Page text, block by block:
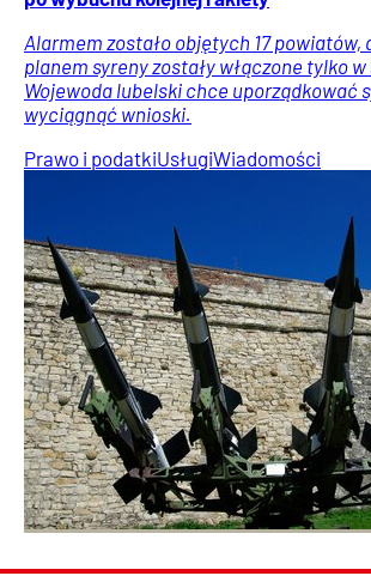
Alarmem zostało objętych 17 powiatów,
planem syreny zostały włączone tylko
Wojewoda lubelski chce uporządkować
wyciągnąć wnioski.
Prawo i podatkiUsługiWiadomości